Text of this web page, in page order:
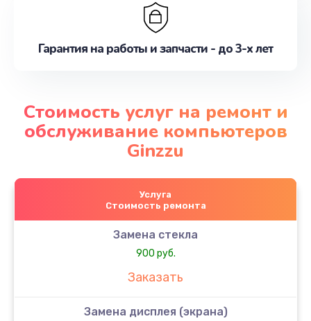
Гарантия на работы и запчасти - до 3-х лет
Стоимость услуг на ремонт и
обслуживание компьютеров
Ginzzu
Услуга
Стоимость ремонта
Замена стекла
900 руб.
Заказать
Замена дисплея (экрана)